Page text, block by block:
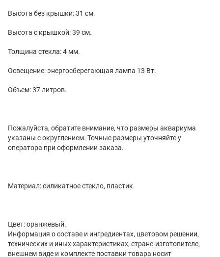
Высота без крышки: 31 см.
Высота с крышкой: 39 см.
Толщина стекла: 4 мм.
Освещение: энергосберегающая лампа 13 Вт.
Объем: 37 литров.
Пожалуйста, обратите внимание, что размеры аквариума
указаны с округлением. Точные размеры уточняйте у
оператора при оформлении заказа.
Материал: силикатное стекло, пластик.
Цвет: оранжевый.
Информация о составе и ингредиентах, цветовом решении,
технических и иных характеристиках, стране-изготовителе,
внешнем виде и комплекте поставки товара носит